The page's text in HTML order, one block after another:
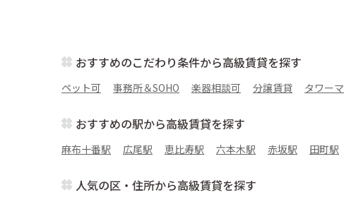
おすすめのこだわり条件から高級賃貸を探す
ペット可 事務所＆SOHO 楽器相談可 分譲賃貸 タワー
おすすめの駅から高級賃貸を探す
麻布十番駅 広尾駅 恵比寿駅 六本木駅 赤坂駅 田町駅
人気の区・住所から高級賃貸を探す